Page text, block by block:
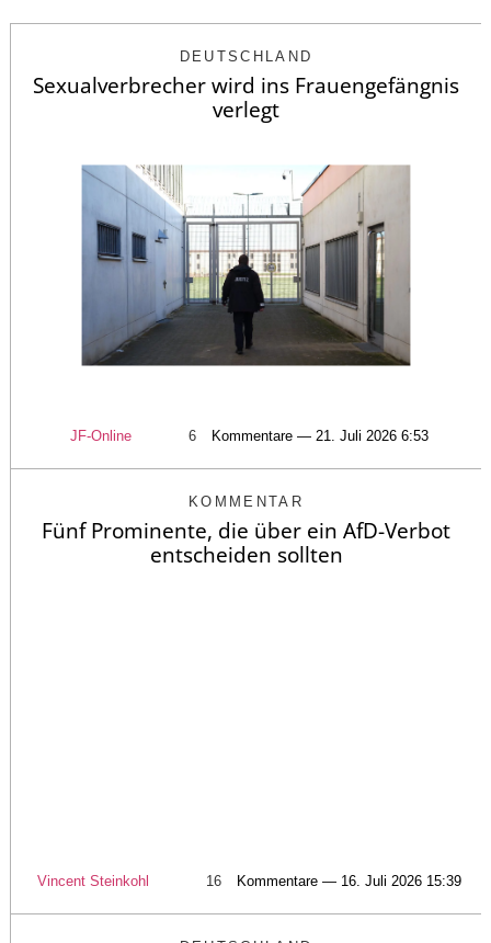
DEUTSCHLAND
Sexualverbrecher wird ins Frauengefängnis
verlegt
JF-Online 6 Kommentare — 21. Juli 2026 6:53
KOMMENTAR
Fünf Prominente, die über ein AfD-Verbot
entscheiden sollten
Vincent Steinkohl 16 Kommentare — 16. Juli 2026 15:39